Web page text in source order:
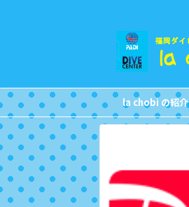
la chobi の紹介